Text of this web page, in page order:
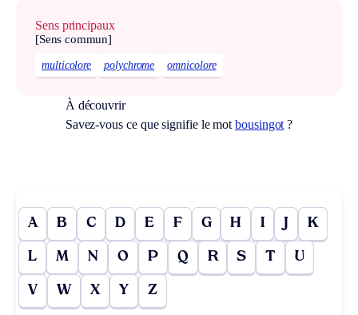
Sens principaux
[Sens commun]
multicolore polychrome omnicolore
À découvrir
Savez-vous ce que signifie le motbousingot ?
A B C D E F G H I J K
L M N O P Q R S T U
V W X Y Z